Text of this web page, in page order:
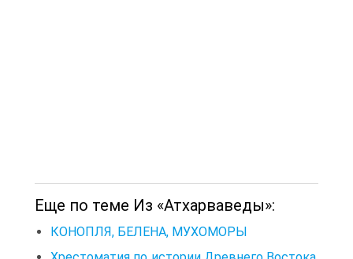
Еще по теме Из «Атхарваведы»:
КОНОПЛЯ, БЕЛЕНА, МУХОМОРЫ